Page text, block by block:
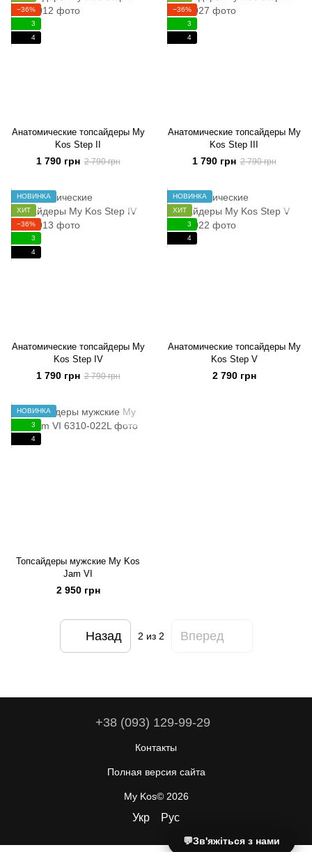
−36%
3
4
Анатомические топсайдеры My
Kos Step II
1 790 грн 2 790 грн
−36%
3
4
Анатомические топсайдеры My
Kos Step III
1 790 грн 2 790 грн
НОВИНКА
ХИТ
−36%
3
4
Анатомические топсайдеры My
Kos Step IV
1 790 грн 2 790 грн
НОВИНКА
ХИТ
3
4
Анатомические топсайдеры My
Kos Step V
2 790 грн
НОВИНКА
3
4
Топсайдеры мужские My Kos
Jam VI
2 950 грн
Назад 2 из 2 Вперед
+38 (093) 129-99-29
Контакты
Полная версия сайта
My Kos© 2026
Укр Рус
💬Зв'яжіться з нами